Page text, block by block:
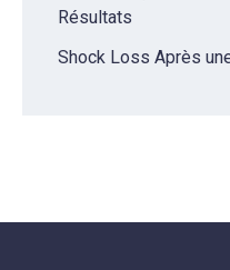
Résultats
Shock Loss Après